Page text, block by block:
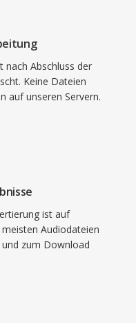
nach Abschluss der
Keine Dateien
auf unseren Servern.
ist auf
Audiodateien
zum Download